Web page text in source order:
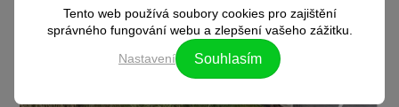
Tento web používá soubory cookies pro zajištění
správného fungování webu a zlepšení vašeho zážitku.
Nastavení Souhlasím